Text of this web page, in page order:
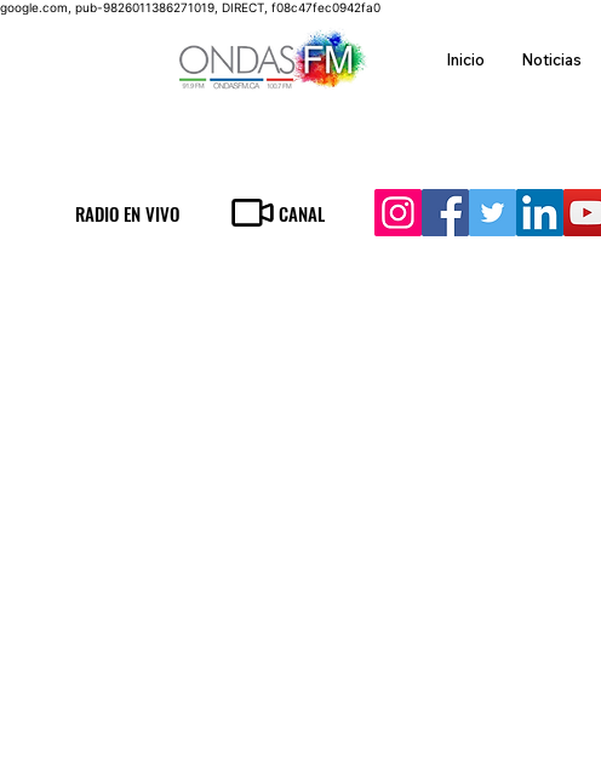
google.com, pub-9826011386271019, DIRECT, f08c47fec0942fa0
Inicio Noticias
RADIO EN VIVO CANAL